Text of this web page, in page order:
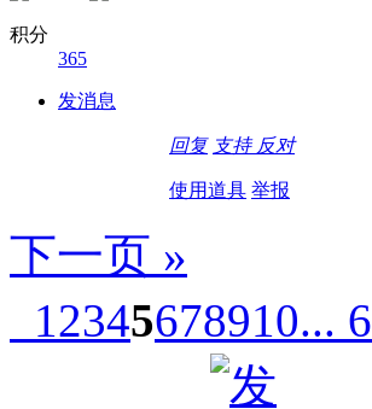
积分
365
发消息
回复 支持 反对
使用道具 举报
下一页 »
12345678910...